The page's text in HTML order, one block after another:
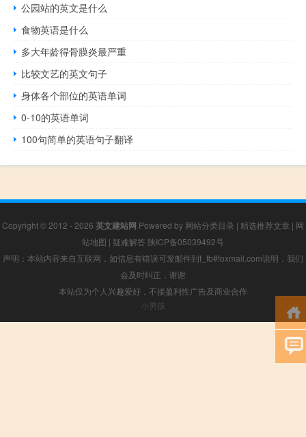
公园站的英文是什么
食物英语是什么
多大年龄得骨膜炎最严重
比较文艺的英文句子
身体各个部位的英语单词
0-10的英语单词
100句简单的英语句子翻译
Copyright © 2012 - 2026 英文建站网 Powered by 网站分类目录 | 精选推荐文章 | 网
站地图 | 疑难解答 陕ICP备05039492号
声明：本站内容来自互联网，如信息有错误可发邮件到f_fb#foxmail.com说明，我们
会及时纠正，谢谢
本站仅为个人兴趣爱好，不接盈利性广告及商业合作
小男孩